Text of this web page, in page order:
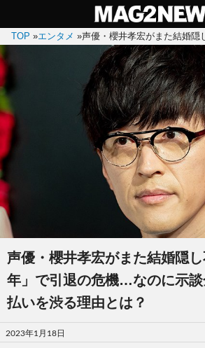
TOP »エンタメ »声優・櫻井孝宏がまた結婚
声優・櫻井孝宏がまた結婚隠
年」で引退の危機…なのに示
払いを渋る理由とは？
投
稿
2023年1月18日